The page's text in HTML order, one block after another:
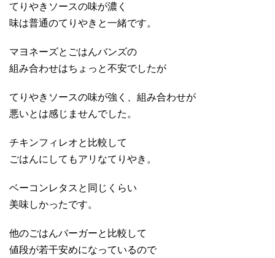
てりやきソースの味が濃く
味は普通のてりやきと一緒です。
マヨネーズとごはんバンズの
組み合わせはちょっと不安でしたが
てりやきソースの味が強く、組み合わせが
悪いとは感じませんでした。
チキンフィレオと比較して
ごはんにしてもアリなてりやき。
ベーコンレタスと同じくらい
美味しかったです。
他のごはんバーガーと比較して
値段が若干安めになっているので